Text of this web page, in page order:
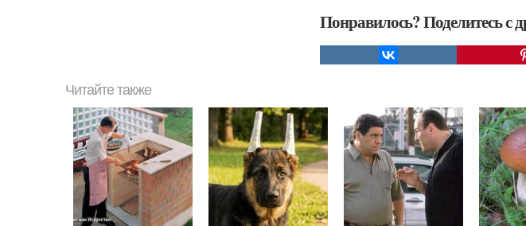
Понравилось? Поделитесь с
Читайте также